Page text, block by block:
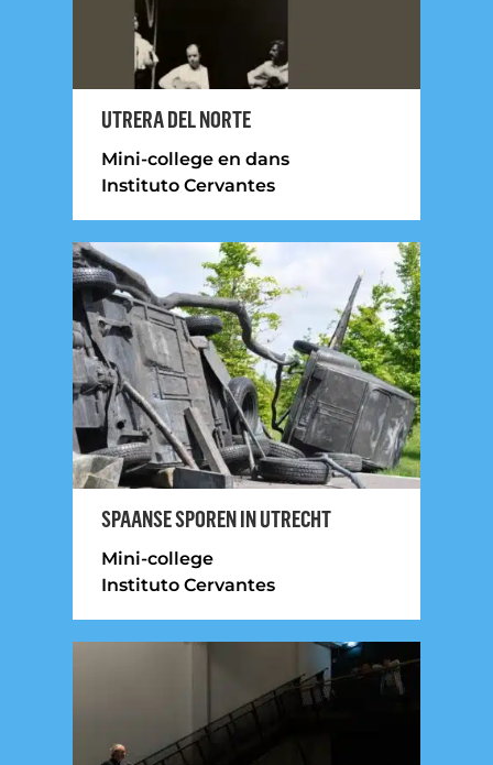
UTRERA DEL NORTE
Mini-college en dans
Instituto Cervantes
SPAANSE SPOREN IN UTRECHT
Mini-college
Instituto Cervantes